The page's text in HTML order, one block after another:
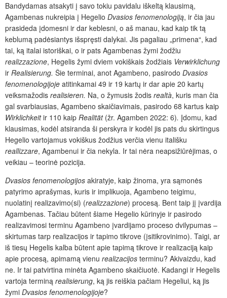
Bandydamas atsakyti į savo tokiu pavidalu iškeltą klausimą,
Agambenas nukreipia į Hegelio Dvasios fenomenologiją, ir čia jau
prasideda įdomesni ir dar keblesni, o aš manau, kad kaip tik tą
keblumą padėsiantys išspręsti dalykai. Jis pagaliau „primena“, kad
tai, ką italai istoriškai, o ir pats Agambenas žymi žodžiu
realizzazione, Hegelis žymi dviem vokiškais žodžiais Verwirklichung
ir Realisierung. Šie terminai, anot Agambeno, pasirodo Dvasios
fenomenologijoje atitinkamai 49 ir 19 kartų ir dar apie 20 kartų
veiksmažodis realisieren. Na, o žymusis žodis realtà, kuris man čia
gal svarbiausias, Agambeno skaičiavimais, pasirodo 68 kartus kaip
Wirklichkeitir 110 kaip Realität (žr. Agamben 2022: 6). Įdomu, kad
klausimas, kodėl atsiranda ši perskyra ir kodėl jis pats du skirtingus
Hegelio vartojamus vokiškus žodžius verčia vienu itališku
reallizzare, Agambenui ir čia nekyla. Ir tai nėra neapsižiūrėjimas, o
veikiau – teorinė pozicija.
Dvasios fenomenologijos akiratyje, kaip žinoma, yra sąmonės
patyrimo aprašymas, kuris ir implikuoja, Agambeno teigimu,
nuolatinį realizavimo(si) (realizzazione) procesą. Bent taip jį įvardija
Agambenas. Tačiau būtent šiame Hegelio kūrinyje ir pasirodo
realizavimosi terminu Agambeno įvardijamo proceso dvilypumas –
skirtumas tarp realizacijos ir tapimo tikrove (įsitikrovinimo). Taigi, ar
iš tiesų Hegelis kalba būtent apie tapimą tikrove ir realizaciją kaip
apie procesą, apimamą vienu realizacijos terminu? Akivaizdu, kad
ne. Ir tai patvirtina minėta Agambeno skaičiuotė. Kadangi ir Hegelis
vartoja terminą realisierung, ką jis reiškia pačiam Hegeliui, ką jis
žymi Dvasios fenomenologijoje?